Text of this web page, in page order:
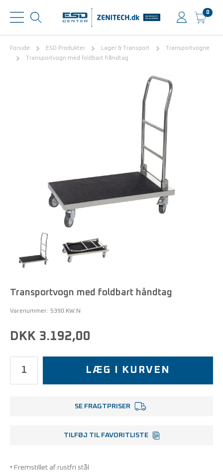
0
Forside ESD Produkter Lager & Transport
Transportvogne
Transportvogn med foldbart håndtag
Transportvogn med foldbart håndtag
Varenummer: 5390.KW.N
DKK 3.192,00
LÆG I KURVEN
SE FRAGTPRISER
TILFØJ TIL FAVORITLISTE
• Fremstillet af rustfri stål